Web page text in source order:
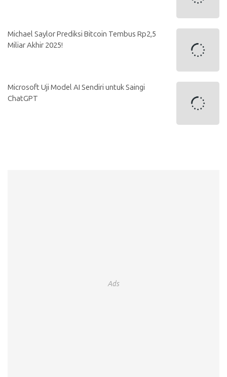
Michael Saylor Prediksi Bitcoin Tembus Rp2,5
Miliar Akhir 2025!
Microsoft Uji Model AI Sendiri untuk Saingi
ChatGPT
Ads